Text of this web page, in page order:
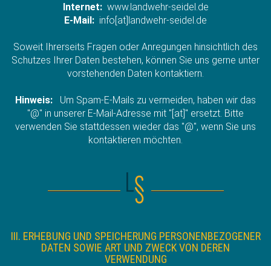
Internet:www.landwehr-seidel.de
E-Mail: info[at]landwehr-seidel.de
Soweit Ihrerseits Fragen oder Anregungen hinsichtlich des
Schutzes Ihrer Daten bestehen, können Sie uns gerne unter
vorstehenden Daten kontaktiern.
Hinweis: Um Spam-E-Mails zu vermeiden, haben wir das
"@" in unserer E-Mail-Adresse mit "[at]" ersetzt. Bitte
verwenden Sie stattdessen wieder das "@", wenn Sie uns
kontaktieren möchten.
III. ERHEBUNG UND SPEICHERUNG PERSONENBEZOGENER
DATEN SOWIE ART UND ZWECK VON DEREN
VERWENDUNG